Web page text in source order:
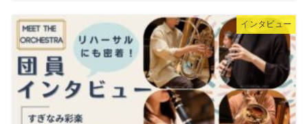
インタビュー